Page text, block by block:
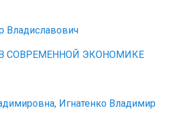
Владиславович
В СОВРЕМЕННОЙ ЭКОНОМИКЕ
Игнатенко Владимир